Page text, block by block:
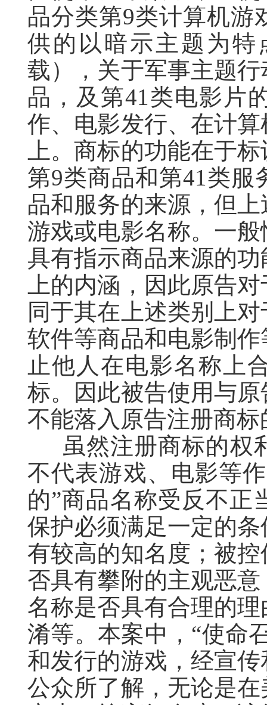
品分类第9类计算机游
供的以暗示主题为
载），关于军事主题
品，及第41类电影片
作、电影发行、在计
上。商标的功能在于
第9类商品和第41类服
品和服务的来源，但
游戏或电影名称。一
具有指示商品来源的
上的内涵，因此原告
同于其在上述类别上
软件等商品和电影制
止他人在电影名称上
标。因此被告使用与
不能落入原告注册商
虽然注册商标的权
不代表游戏、电影等
的”商品名称受反不正
保护必须满足一定的
有较高的知名度；被
否具有攀附的主观恶
名称是否具有合理的
淆等。本案中，“使命
和发行的游戏，经宣
公众所了解，无论是